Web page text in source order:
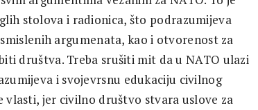
stolova i radionica, što podrazumijeva
argumenata, kao i otvorenost za
društva. Treba srušiti mit da u NATO ulazi
i svojevrsnu edukaciju civilnog
vlasti, jer civilno društvo stvara uslove za